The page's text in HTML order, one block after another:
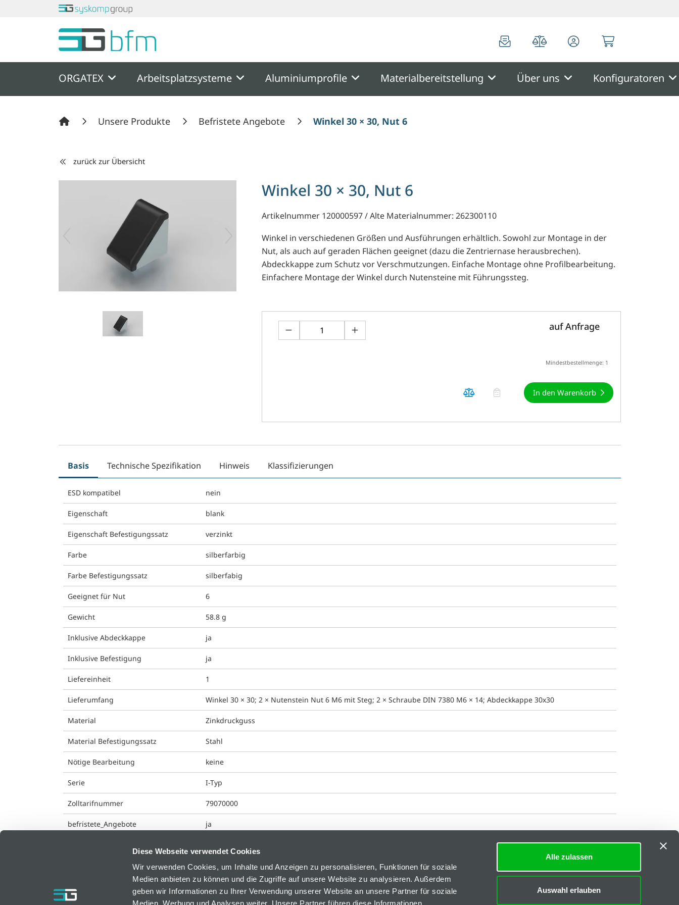
Diese Webseite verwendet Cookies
Wir verwenden Cookies, um Inhalte und Anzeigen zu personalisieren, Funktionen für soziale
Medien anbieten zu können und die Zugriffe auf unsere Website zu analysieren. Außerdem
geben wir Informationen zu Ihrer Verwendung unserer Website an unsere Partner für soziale
Alle zulassen
Auswahl erlauben
Springe zu Hauptinhalt Springe zum Header
ORGATEX Arbeitsplatzsysteme Aluminiumprofile Materialbereitstellung Über uns Konfiguratoren
Unsere Produkte Befristete Angebote Winkel 30 × 30, Nut 6
zurück zur Übersicht
Winkel 30 × 30, Nut 6
Artikelnummer 120000597 / Alte Materialnummer: 262300110
Winkel in verschiedenen Größen und Ausführungen erhältlich. Sowohl zur Montage in der
Nut, als auch auf geraden Flächen geeignet (dazu die Zentriernase herausbrechen).
Abdeckkappe zum Schutz vor Verschmutzungen. Einfache Montage ohne Profilbearbeitung.
Einfachere Montage der Winkel durch Nutensteine mit Führungssteg.
auf Anfrage
Mindestbestellmenge: 1
In den Warenkorb
Basis Technische Spezifikation Hinweis Klassifizierungen
ESD kompatibel nein
Eigenschaft blank
Eigenschaft Befestigungssatz verzinkt
Farbe silberfarbig
Farbe Befestigungssatz silberfabig
Geeignet für Nut 6
Gewicht 58.8 g
Inklusive Abdeckkappe ja
Inklusive Befestigung ja
Liefereinheit 1
Lieferumfang Winkel 30 × 30; 2 × Nutenstein Nut 6 M6 mit Steg; 2 × Schraube DIN 7380 M6 × 14; Abdeckkappe 30x30
Material Zinkdruckguss
Material Befestigungssatz Stahl
Nötige Bearbeitung keine
Serie I-Typ
Zolltarifnummer 79070000
befristete_Angebote ja
bfm GmbH
Downloads